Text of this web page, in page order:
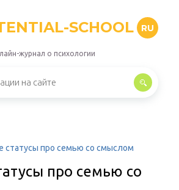
SCHOOL RU
журнал о психологии
статусы про семью со смыслом
про семью со